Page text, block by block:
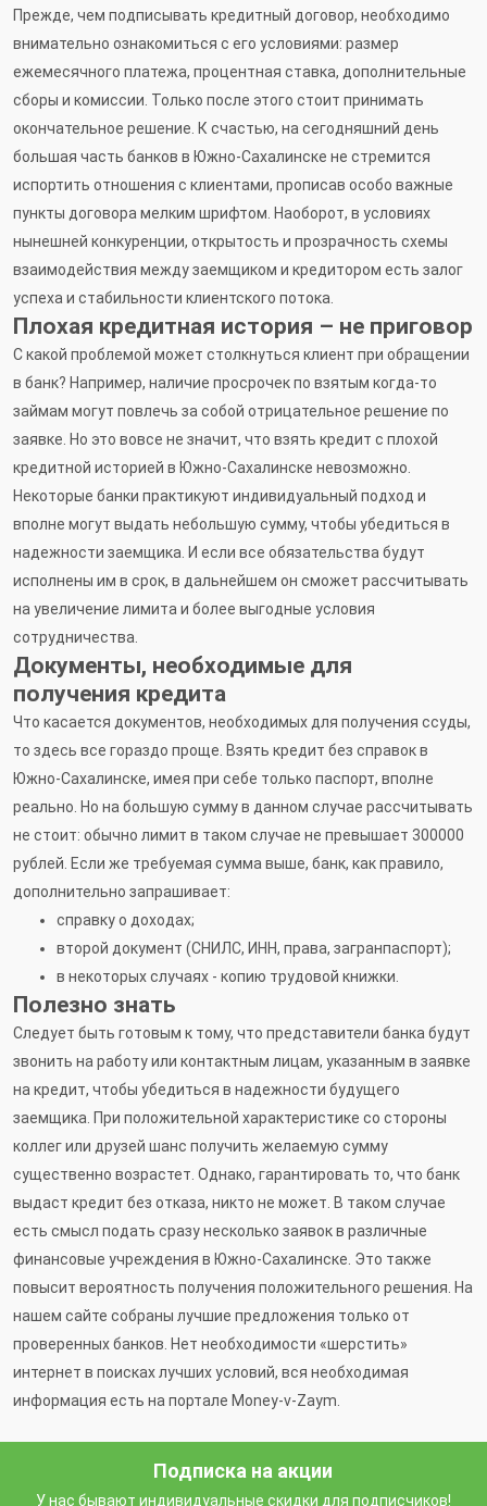
Прежде, чем подписывать кредитный договор, необходимо
внимательно ознакомиться с его условиями: размер
ежемесячного платежа, процентная ставка, дополнительные
сборы и комиссии. Только после этого стоит принимать
окончательное решение. К счастью, на сегодняшний день
большая часть банков в Южно-Сахалинске не стремится
испортить отношения с клиентами, прописав особо важные
пункты договора мелким шрифтом. Наоборот, в условиях
нынешней конкуренции, открытость и прозрачность схемы
взаимодействия между заемщиком и кредитором есть залог
успеха и стабильности клиентского потока.
Плохая кредитная история – не приговор
С какой проблемой может столкнуться клиент при обращении
в банк? Например, наличие просрочек по взятым когда-то
займам могут повлечь за собой отрицательное решение по
заявке. Но это вовсе не значит, что взять кредит с плохой
кредитной историей в Южно-Сахалинске невозможно.
Некоторые банки практикуют индивидуальный подход и
вполне могут выдать небольшую сумму, чтобы убедиться в
надежности заемщика. И если все обязательства будут
исполнены им в срок, в дальнейшем он сможет рассчитывать
на увеличение лимита и более выгодные условия
сотрудничества.
Документы, необходимые для
получения кредита
Что касается документов, необходимых для получения ссуды,
то здесь все гораздо проще. Взять кредит без справок в
Южно-Сахалинске, имея при себе только паспорт, вполне
реально. Но на большую сумму в данном случае рассчитывать
не стоит: обычно лимит в таком случае не превышает 300000
рублей. Если же требуемая сумма выше, банк, как правило,
дополнительно запрашивает:
справку о доходах;
второй документ (СНИЛС, ИНН, права, загранпаспорт);
в некоторых случаях - копию трудовой книжки.
Полезно знать
Следует быть готовым к тому, что представители банка будут
звонить на работу или контактным лицам, указанным в заявке
на кредит, чтобы убедиться в надежности будущего
заемщика. При положительной характеристике со стороны
коллег или друзей шанс получить желаемую сумму
существенно возрастет. Однако, гарантировать то, что банк
выдаст кредит без отказа, никто не может. В таком случае
есть смысл подать сразу несколько заявок в различные
финансовые учреждения в Южно-Сахалинске. Это также
повысит вероятность получения положительного решения. На
нашем сайте собраны лучшие предложения только от
проверенных банков. Нет необходимости «шерстить»
интернет в поисках лучших условий, вся необходимая
информация есть на портале Money-v-Zaym.
Подписка на акции
У нас бывают индивидуальные скидки для подписчиков!